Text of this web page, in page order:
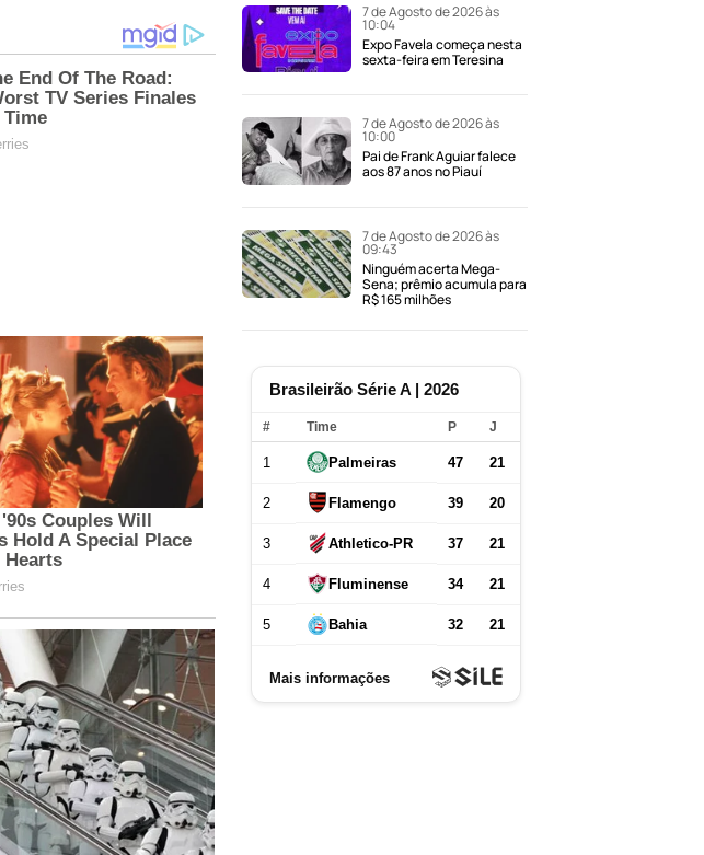
7 de Agosto de 2026 às
10:04
Expo Favela começa nesta
sexta-feira em Teresina
7 de Agosto de 2026 às
10:00
Pai de Frank Aguiar falece
aos 87 anos no Piauí
7 de Agosto de 2026 às
09:43
Ninguém acerta Mega-
Sena; prêmio acumula para
R$ 165 milhões